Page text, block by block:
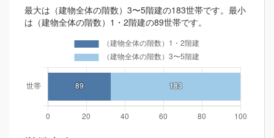
最大は（建物全体の階数）3〜5階建の183世帯です。最小
は（建物全体の階数）1・2階建の89世帯です。